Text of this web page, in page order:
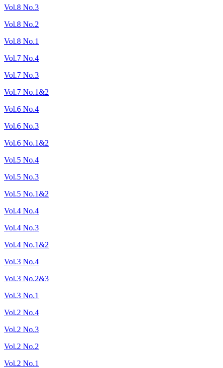
Vol.8 No.3
Vol.8 No.2
Vol.8 No.1
Vol.7 No.4
Vol.7 No.3
Vol.7 No.1&2
Vol.6 No.4
Vol.6 No.3
Vol.6 No.1&2
Vol.5 No.4
Vol.5 No.3
Vol.5 No.1&2
Vol.4 No.4
Vol.4 No.3
Vol.4 No.1&2
Vol.3 No.4
Vol.3 No.2&3
Vol.3 No.1
Vol.2 No.4
Vol.2 No.3
Vol.2 No.2
Vol.2 No.1